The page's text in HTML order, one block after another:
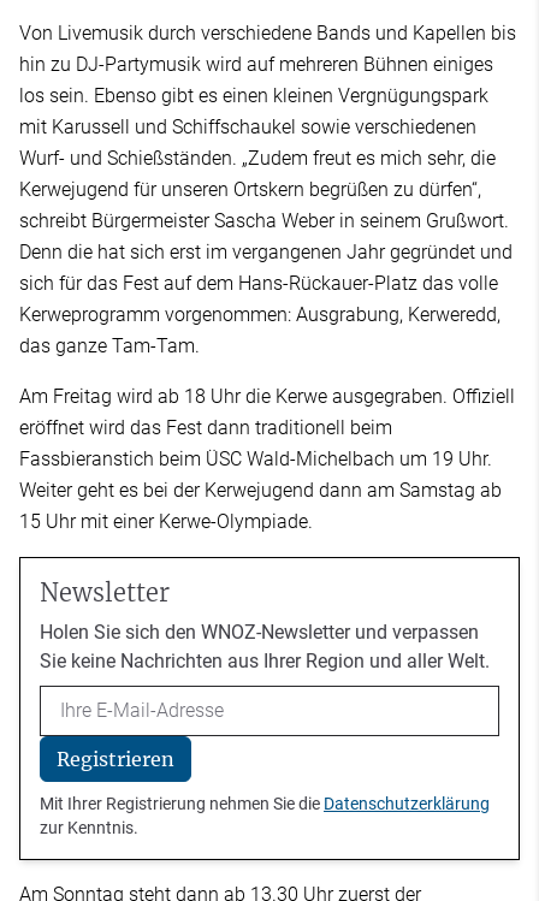
Von Livemusik durch verschiedene Bands und Kapellen bis
hin zu DJ-Partymusik wird auf mehreren Bühnen einiges
los sein. Ebenso gibt es einen kleinen Vergnügungspark
mit Karussell und Schiffschaukel sowie verschiedenen
Wurf- und Schießständen. „Zudem freut es mich sehr, die
Kerwejugend für unseren Ortskern begrüßen zu dürfen“,
schreibt Bürgermeister Sascha Weber in seinem Grußwort.
Denn die hat sich erst im vergangenen Jahr gegründet und
sich für das Fest auf dem Hans-Rückauer-Platz das volle
Kerweprogramm vorgenommen: Ausgrabung, Kerweredd,
das ganze Tam-Tam.
Am Freitag wird ab 18 Uhr die Kerwe ausgegraben. Offiziell
eröffnet wird das Fest dann traditionell beim
Fassbieranstich beim ÜSC Wald-Michelbach um 19 Uhr.
Weiter geht es bei der Kerwejugend dann am Samstag ab
15 Uhr mit einer Kerwe-Olympiade.
Newsletter
Holen Sie sich den WNOZ-Newsletter und verpassen
Sie keine Nachrichten aus Ihrer Region und aller Welt.
Email
Registrieren
Mit Ihrer Registrierung nehmen Sie die Datenschutzerklärung
zur Kenntnis.
Am Sonntag steht dann ab 13.30 Uhr zuerst der